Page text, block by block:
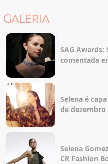
GALERIA
SAG Awards:
comentada
Selena é
de dezembro
Selena
CR Fashion